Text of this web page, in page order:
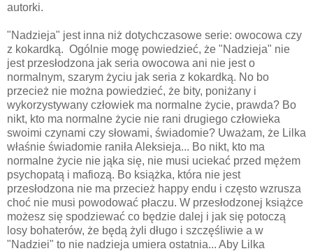
autorki.
"Nadzieja" jest inna niż dotychczasowe serie: owocowa czy
z kokardką. Ogólnie mogę powiedzieć, że "Nadzieja" nie
jest przesłodzona jak seria owocowa ani nie jest o
normalnym, szarym życiu jak seria z kokardką. No bo
przecież nie można powiedzieć, że bity, poniżany i
wykorzystywany człowiek ma normalne życie, prawda? Bo
nikt, kto ma normalne życie nie rani drugiego człowieka
swoimi czynami czy słowami, świadomie? Uważam, że Lilka
właśnie świadomie raniła Aleksieja... Bo nikt, kto ma
normalne życie nie jąka się, nie musi uciekać przed mężem
psychopatą i mafiozą. Bo książka, która nie jest
przesłodzona nie ma przecież happy endu i często wzrusza
choć nie musi powodować płaczu. W przesłodzonej książce
możesz się spodziewać co będzie dalej i jak się potoczą
losy bohaterów, że będą żyli długo i szczęśliwie a w
"Nadziei" to nie nadzieja umiera ostatnia... Aby Lilka